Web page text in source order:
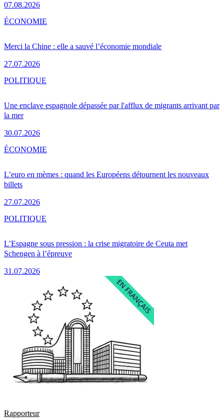
07.08.2026
Merci la Chine : elle a sauvé l’économie mondiale
27.07.2026
ÉCONOMIE
Une enclave espagnole dépassée par l'afflux de migrants arrivant par
la mer
30.07.2026
POLITIQUE
L’euro en mèmes : quand les Européens détournent les nouveaux
billets
27.07.2026
ÉCONOMIE
L’Espagne sous pression : la crise migratoire de Ceuta met
Schengen à l’épreuve
31.07.2026
POLITIQUE
Rapporteur